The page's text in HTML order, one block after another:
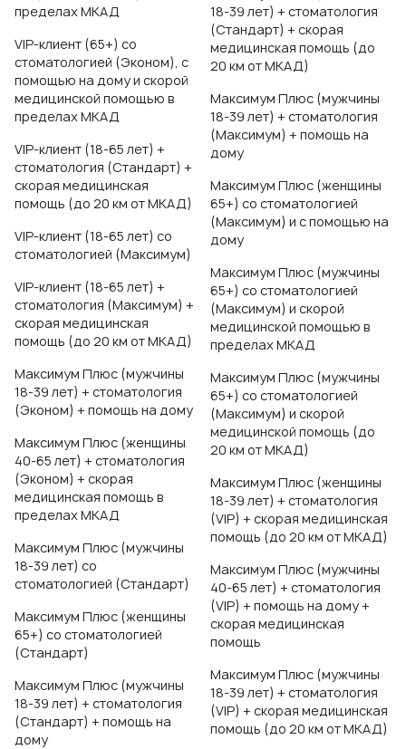
пределах МКАД
VIP-клиент (65+) со
стоматологией (Эконом), с
помощью на дому и скорой
медицинской помощью в
пределах МКАД
VIP-клиент (18-65 лет) +
стоматология (Стандарт) +
скорая медицинская
помощь (до 20 км от МКАД)
VIP-клиент (18-65 лет) со
стоматологией (Максимум)
VIP-клиент (18-65 лет) +
стоматология (Максимум) +
скорая медицинская
помощь (до 20 км от МКАД)
Максимум Плюс (мужчины
18-39 лет) + стоматология
(Эконом) + помощь на дому
Максимум Плюс (женщины
40-65 лет) + стоматология
(Эконом) + скорая
медицинская помощь в
пределах МКАД
Максимум Плюс (мужчины
18-39 лет) со
стоматологией (Стандарт)
Максимум Плюс (женщины
65+) со стоматологией
(Стандарт)
Максимум Плюс (мужчины
18-39 лет) + стоматология
(Стандарт) + помощь на
дому
18-39 лет) + стоматология
(Стандарт) + скорая
медицинская помощь (до
20 км от МКАД)
Максимум Плюс (мужчины
18-39 лет) + стоматология
(Максимум) + помощь на
дому
Максимум Плюс (женщины
65+) со стоматологией
(Максимум) и с помощью на
дому
Максимум Плюс (мужчины
65+) со стоматологией
(Максимум) и скорой
медицинской помощью в
пределах МКАД
Максимум Плюс (мужчины
65+) со стоматологией
(Максимум) и скорой
медицинской помощь (до
20 км от МКАД)
Максимум Плюс (женщины
18-39 лет) + стоматология
(VIP) + скорая медицинская
помощь (до 20 км от МКАД)
Максимум Плюс (мужчины
40-65 лет) + стоматология
(VIP) + помощь на дому +
скорая медицинская
помощь
Максимум Плюс (мужчины
18-39 лет) + стоматология
(VIP) + скорая медицинская
помощь (до 20 км от МКАД)